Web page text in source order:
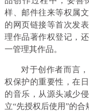
样、邮件往来等权属
的网页链接等首次发
理作品著作权登记，
一管理其作品。
对于创作者而言
权保护的重要性，在
的音乐，从源头减少
立“先授权后使用”的